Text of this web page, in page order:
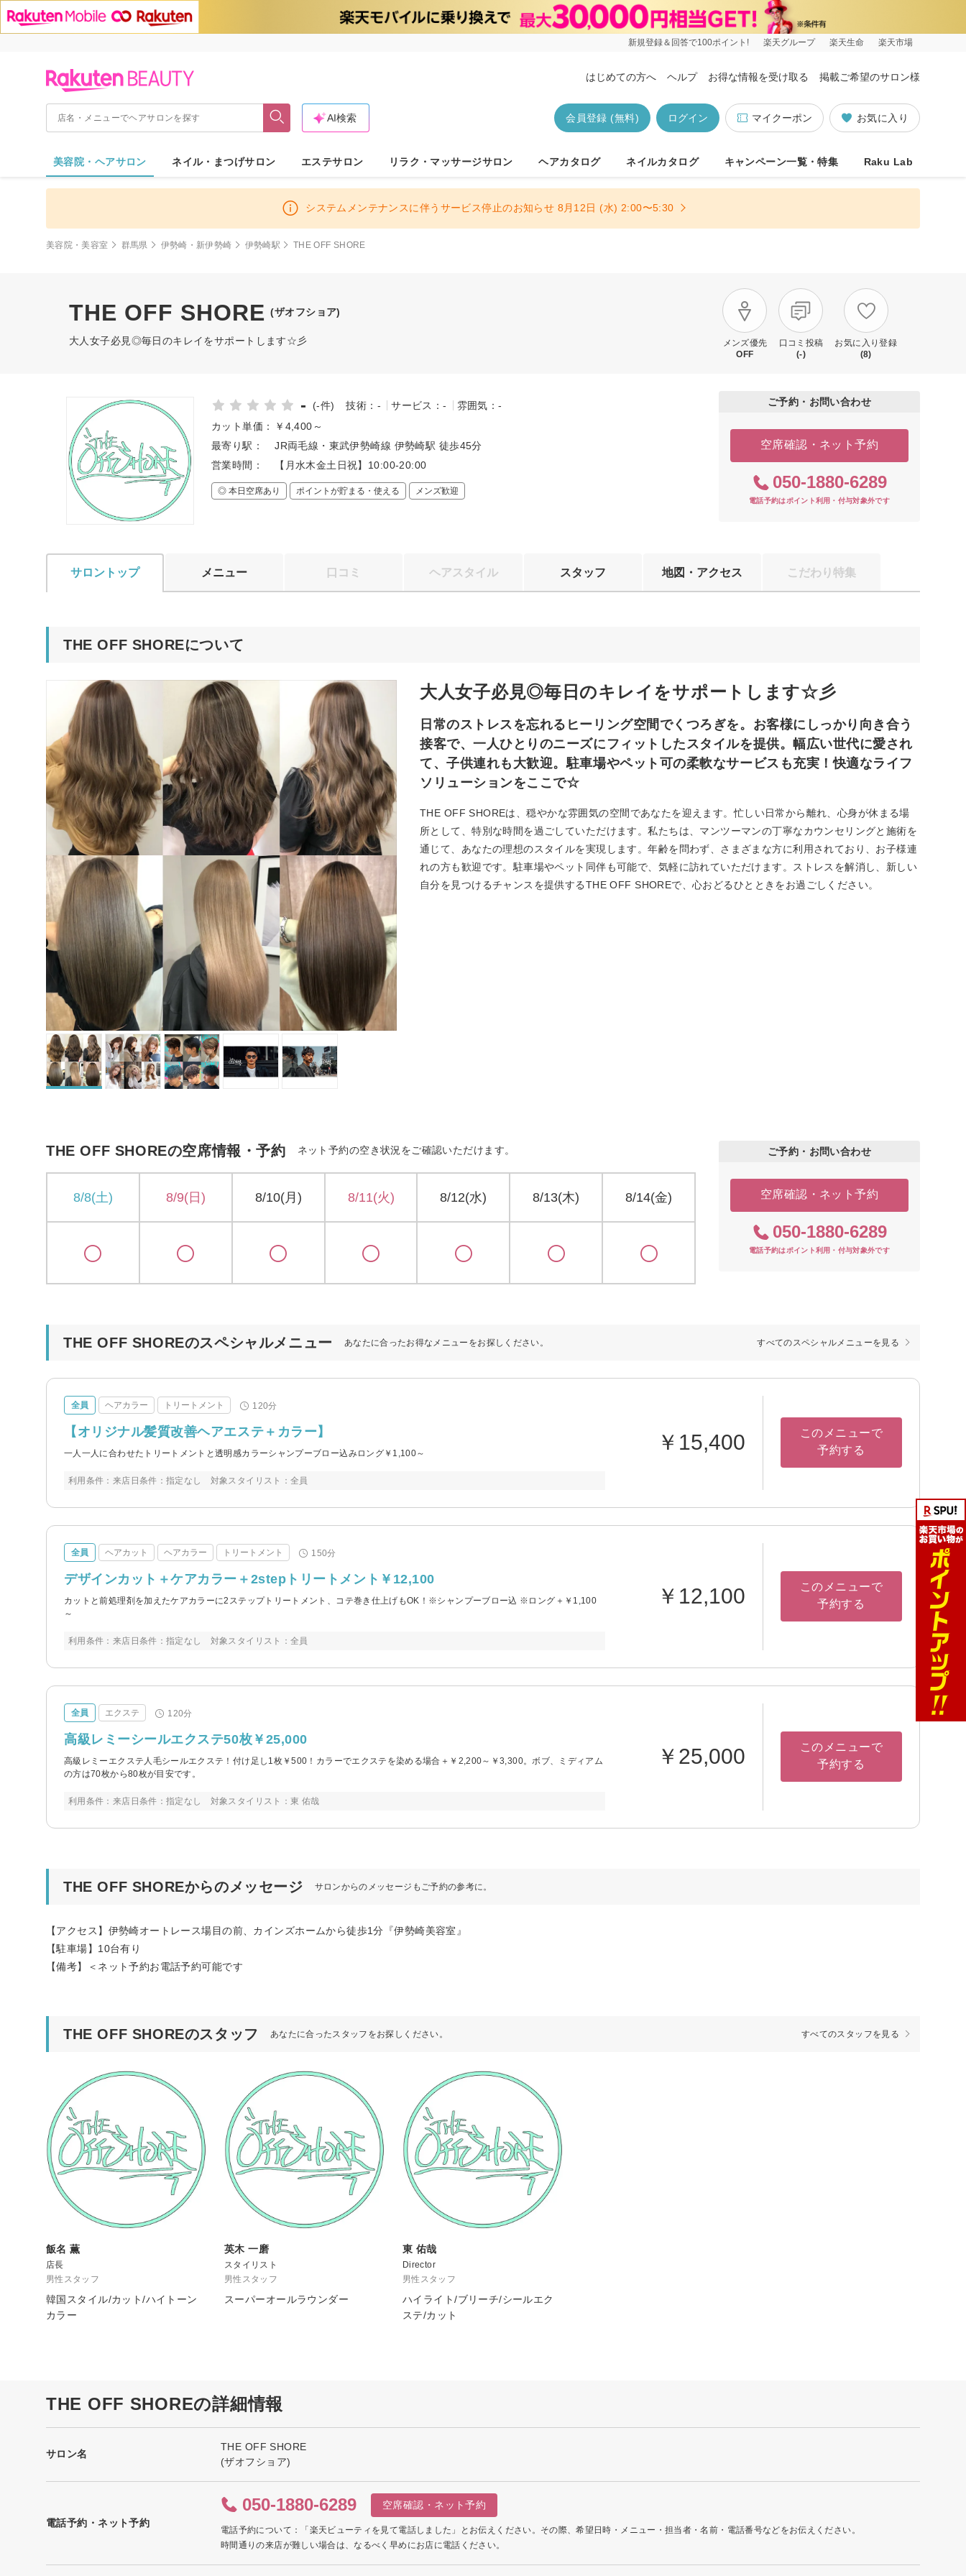
新規登録＆回答で100ポイント! 楽天グループ 楽天生命 楽天市場
はじめての方へ ヘルプ お得な情報を受け取る 掲載ご希望のサロン様
お気に入り
マイクーポン
ログイン
会員登録 (無料)
AI検索
美容院・ヘアサロン ネイル・まつげサロン エステサロン リラク・マッサージサロン ヘアカタログ ネイルカタログ キャンペーン一覧・特集 Raku Lab
システムメンテナンスに伴うサービス停止のお知らせ 8月12日 (水) 2:00〜5:30
美容院・美容室 群馬県 伊勢崎・新伊勢崎 伊勢崎駅 THE OFF SHORE
THE OFF SHORE (ザオフショア)
大人女子必見◎毎日のキレイをサポートします☆彡
メンズ優先
OFF
口コミ投稿
(-)
お気に入り登録
(8)
- (-件) 技術：- サービス：-
雰囲気：-
カット単価：
￥4,400～
最寄り駅：
JR両毛線・東武伊勢崎線 伊勢崎駅 徒歩45分
営業時間：
【月水木金土日祝】10:00-20:00
◎ 本日空席あり ポイントが貯まる・使える メンズ歓迎
ご予約・お問い合わせ
空席確認・ネット予約
050-1880-6289
電話予約はポイント利用・付与対象外です
サロントップ メニュー 口コミ ヘアスタイル スタッフ 地図・アクセス こだわり特集
THE OFF SHOREについて
大人女子必見◎毎日のキレイをサポートします☆彡
日常のストレスを忘れるヒーリング空間でくつろぎを。お客様にしっかり向き合う
接客で、一人ひとりのニーズにフィットしたスタイルを提供。幅広い世代に愛され
て、子供連れも大歓迎。駐車場やペット可の柔軟なサービスも充実！快適なライフ
ソリューションをここで☆
THE OFF SHOREは、穏やかな雰囲気の空間であなたを迎えます。忙しい日常から離れ、心身が休まる場
所として、特別な時間を過ごしていただけます。私たちは、マンツーマンの丁寧なカウンセリングと施術を
通じて、あなたの理想のスタイルを実現します。年齢を問わず、さまざまな方に利用されており、お子様連
れの方も歓迎です。駐車場やペット同伴も可能で、気軽に訪れていただけます。ストレスを解消し、新しい
自分を見つけるチャンスを提供するTHE OFF SHOREで、心おどるひとときをお過ごしください。
THE OFF SHOREの空席情報・予約 ネット予約の空き状況をご確認いただけます。
8/8(土) 8/9(日) 8/10(月) 8/11(火) 8/12(水) 8/13(木) 8/14(金)
ご予約・お問い合わせ
空席確認・ネット予約
050-1880-6289
電話予約はポイント利用・付与対象外です
THE OFF SHOREのスペシャルメニュー あなたに合ったお得なメニューをお探しください。 すべてのスペシャルメニューを見る
全員 ヘアカラー トリートメント 120分
【オリジナル髪質改善ヘアエステ＋カラー】
一人一人に合わせたトリートメントと透明感カラーシャンプーブロー込みロング￥1,100～
利用条件：来店日条件：指定なし 対象スタイリスト：全員
￥15,400
このメニューで
予約する
全員 ヘアカット ヘアカラー トリートメント 150分
デザインカット＋ケアカラー＋2stepトリートメント￥12,100
カットと前処理剤を加えたケアカラーに2ステップトリートメント、コテ巻き仕上げもOK！※シャンプーブロー込 ※ロング＋￥1,100
～
利用条件：来店日条件：指定なし 対象スタイリスト：全員
￥12,100
このメニューで
予約する
全員 エクステ 120分
高級レミーシールエクステ50枚￥25,000
高級レミーエクステ人毛シールエクステ！付け足し1枚￥500！カラーでエクステを染める場合＋￥2,200～￥3,300。ボブ、ミディアム
の方は70枚から80枚が目安です。
利用条件：来店日条件：指定なし 対象スタイリスト：東 佑哉
￥25,000
このメニューで
予約する
THE OFF SHOREからのメッセージ サロンからのメッセージもご予約の参考に。
【アクセス】伊勢崎オートレース場目の前、カインズホームから徒歩1分『伊勢崎美容室』
【駐車場】10台有り
【備考】＜ネット予約お電話予約可能です
THE OFF SHOREのスタッフ あなたに合ったスタッフをお探しください。 すべてのスタッフを見る
飯名 薫
店長
男性スタッフ
韓国スタイル/カット/ハイトーン
カラー
英木 一磨
スタイリスト
男性スタッフ
スーパーオールラウンダー
東 佑哉
Director
男性スタッフ
ハイライト/ブリーチ/シールエク
ステ/カット
THE OFF SHOREの詳細情報
サロン名
THE OFF SHORE
(ザオフショア)
電話予約・ネット予約
050-1880-6289 空席確認・ネット予約
電話予約について：「楽天ビューティを見て電話しました」とお伝えください。その際、希望日時・メニュー・担当者・名前・電話番号などをお伝えください。
時間通りの来店が難しい場合は、なるべく早めにお店に電話ください。